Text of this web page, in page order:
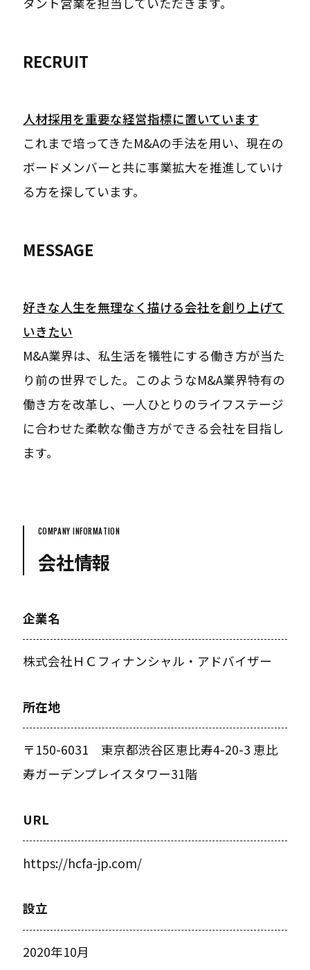
RECRUIT
人材採用を重要な経営指標に置いています
これまで培ってきたM&Aの手法を用い、現在の
ボードメンバーと共に事業拡大を推進していけ
る方を探しています。
MESSAGE
好きな人生を無理なく描ける会社を創り上げて
いきたい
M&A業界は、私生活を犠牲にする働き方が当た
り前の世界でした。このようなM&A業界特有の
働き方を改革し、一人ひとりのライフステージ
に合わせた柔軟な働き方ができる会社を目指し
ます。
COMPANY INFORMATION
会社情報
企業名
株式会社ＨＣフィナンシャル・アドバイザー
所在地
〒150-6031 東京都渋谷区恵比寿4-20-3 恵比
寿ガーデンプレイスタワー31階
URL
https://hcfa-jp.com/
設立
2020年10月